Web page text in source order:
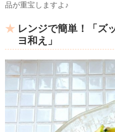
品が重宝しますよ♪
レンジで簡単！「ズ
ヨ和え」